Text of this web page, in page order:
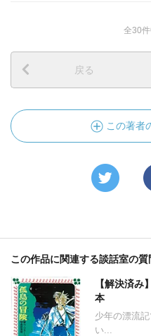
全30
戻る
この著者
この作品に関連する談話室の質
【解決済み
本
少年の漂流
い...